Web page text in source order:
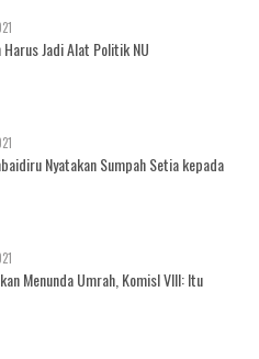
Jadi Alat Politik NU
Nyatakan Sumpah Setia kepada
Menunda Umrah, KomisI VIII: Itu